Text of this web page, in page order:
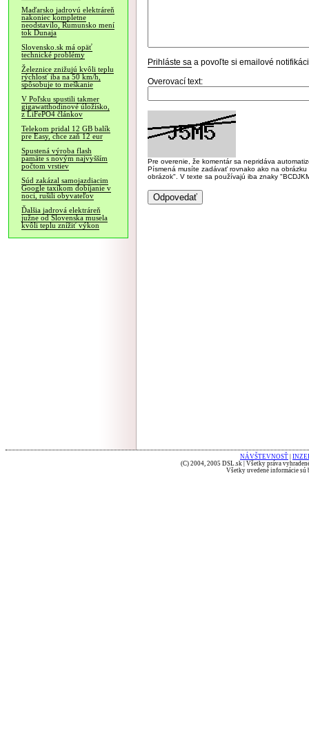
Maďarsko jadrovú elektráreň
nakoniec kompletne
neodstavilo, Rumunsko mení
tok Dunaja
Slovensko.sk má opäť
technické problémy
Železnice znižujú kvôli teplu
rýchlosť iba na 50 km/h,
spôsobuje to meškanie
V Poľsku spustili takmer
gigawatthodinové úložisko,
z LiFePO4 článkov
Telekom pridal 12 GB balík
pre Easy, chce zaň 12 eur
Spustená výroba flash
pamäte s novým najvyšším
počtom vrstiev
Súd zakázal samojazdiacim
Google taxíkom dobíjanie v
noci, rušili obyvateľov
Ďalšia jadrová elektráreň
južne od Slovenska musela
kvôli teplu znížiť výkon
Prihláste sa a povoľte si emailové
Overovací text:
Pre overenie, že komentár sa nepridáva
Písmená musíte zadávať rovnako ako na
obrázok". V texte sa používajú iba znaky
NÁVŠTEVNOSŤ
(C) 2004, 2005 DSL.sk | Všetky práva
Všetky uvedené informácie sú